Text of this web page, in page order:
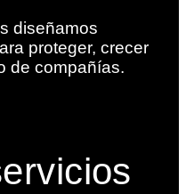
diseñamos
proteger, crecer
de compañías.